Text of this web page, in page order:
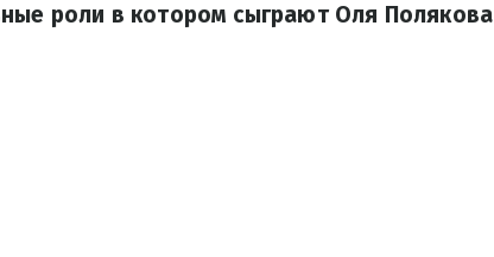
роли в котором сыграют Оля Полякова